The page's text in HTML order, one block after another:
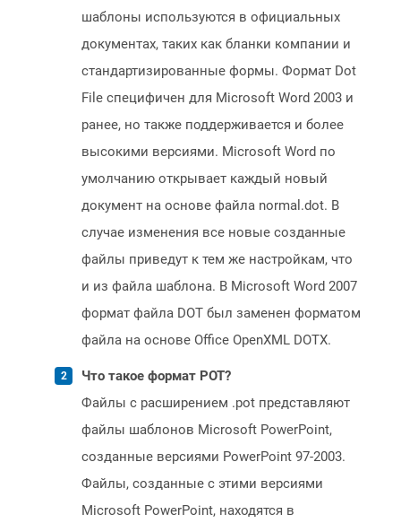
шаблоны используются в официальных
документах, таких как бланки компании и
стандартизированные формы. Формат Dot
File специфичен для Microsoft Word 2003 и
ранее, но также поддерживается и более
высокими версиями. Microsoft Word по
умолчанию открывает каждый новый
документ на основе файла normal.dot. В
случае изменения все новые созданные
файлы приведут к тем же настройкам, что
и из файла шаблона. В Microsoft Word 2007
формат файла DOT был заменен форматом
файла на основе Office OpenXML DOTX.
Что такое формат POT?
Файлы с расширением .pot представляют
файлы шаблонов Microsoft PowerPoint,
созданные версиями PowerPoint 97-2003.
Файлы, созданные с этими версиями
Microsoft PowerPoint, находятся в